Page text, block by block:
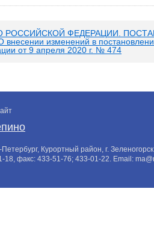
РОССИЙСКОЙ ФЕДЕРАЦИИ.
изменений в
от 9 апреля 2020 г. № 474
Петербург, Курортный район, г.
18, факс: 433-51-76; 433-01-22. Email: